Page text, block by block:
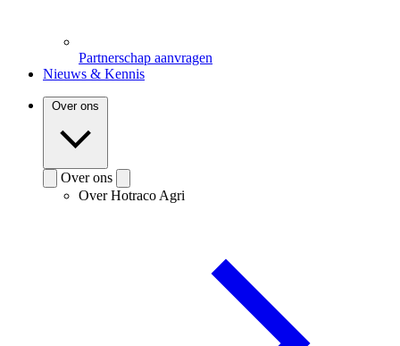
Partnerschap aanvragen
Nieuws & Kennis
Over ons
Over ons
Over Hotraco Agri